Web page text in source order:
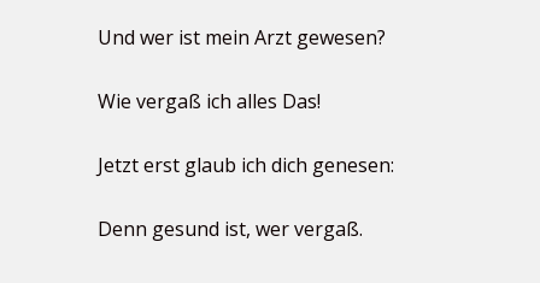
Und wer ist mein Arzt gewesen?
Wie vergaß ich alles Das!
Jetzt erst glaub ich dich genesen:
Denn gesund ist, wer vergaß.